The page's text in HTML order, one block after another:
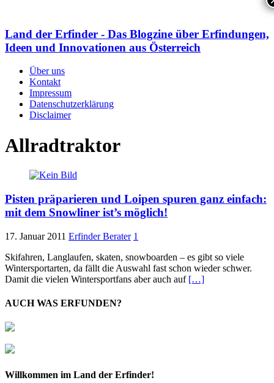
Land der Erfinder - Das Blogzine über Erfindungen,
Ideen und Innovationen aus Österreich
Über uns
Kontakt
Impressum
Datenschutzerklärung
Disclaimer
Allradtraktor
Pisten präparieren und Loipen spuren ganz einfach:
mit dem Snowliner ist’s möglich!
17. Januar 2011 Erfinder Berater 1
Skifahren, Langlaufen, skaten, snowboarden – es gibt so viele
Wintersportarten, da fällt die Auswahl fast schon wieder schwer.
Damit die vielen Wintersportfans aber auch auf […]
AUCH WAS ERFUNDEN?
Willkommen im Land der Erfinder!